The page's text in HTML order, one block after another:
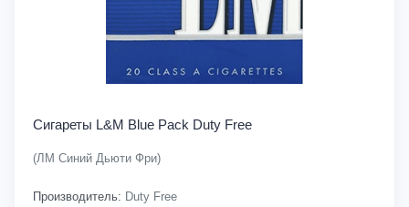
Сигареты L&M Blue Pack Duty Free
(ЛМ Синий Дьюти Фри)
Производитель: Duty Free